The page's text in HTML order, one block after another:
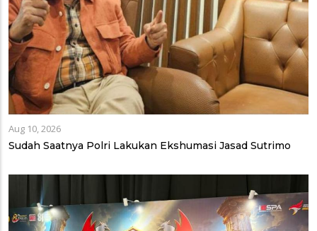
Aug 10, 2026
Sudah Saatnya Polri Lakukan Ekshumasi Jasad Sutrimo